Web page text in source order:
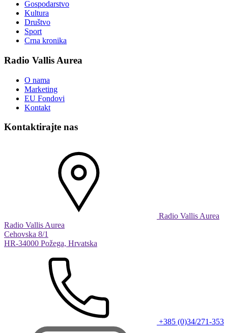
Gospodarstvo
Kultura
Društvo
Sport
Crna kronika
Radio Vallis Aurea
O nama
Marketing
EU Fondovi
Kontakt
Kontaktirajte nas
Radio Vallis Aurea
Radio Vallis Aurea
Cehovska 8/1
HR-34000 Požega, Hrvatska
+385 (0)34/271-353